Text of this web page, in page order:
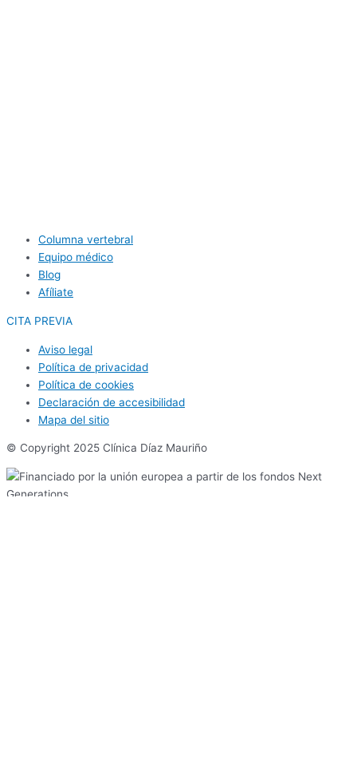
Columna vertebral
Equipo médico
Blog
Afíliate
CITA PREVIA
Aviso legal
Política de privacidad
Política de cookies
Declaración de accesibilidad
Mapa del sitio
© Copyright 2025 Clínica Díaz Mauriño